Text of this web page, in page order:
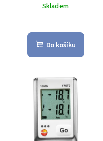
Skladem
Do košíku